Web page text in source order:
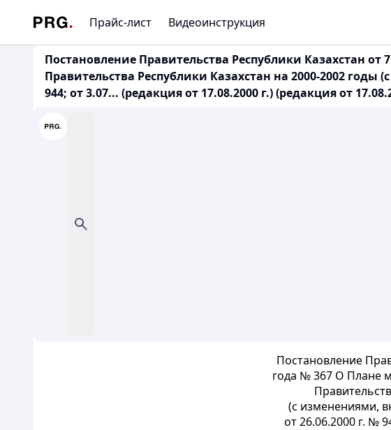
Прайс-лист Видеоинструкция
Постановление Правительства Республики Казахстан
Правительства Республики Казахстан на 2000-2002
944; от 3.07... (редакция от 17.08.2000 г.) (редакция от
Постановление
года № 367 О Плане
(с изменениями,
от 26.06.2000 г. №